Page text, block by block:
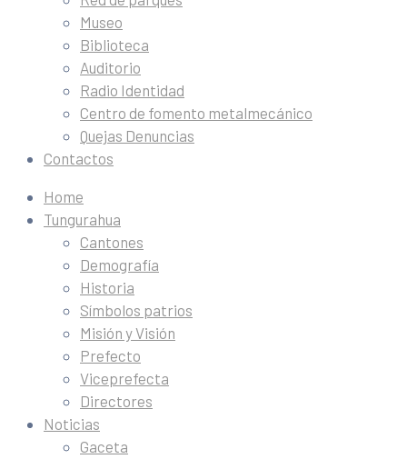
Museo
Biblioteca
Auditorio
Radio Identidad
Centro de fomento metalmecánico
Quejas Denuncias
Contactos
Home
Tungurahua
Cantones
Demografía
Historia
Símbolos patrios
Misión y Visión
Prefecto
Viceprefecta
Directores
Noticias
Gaceta